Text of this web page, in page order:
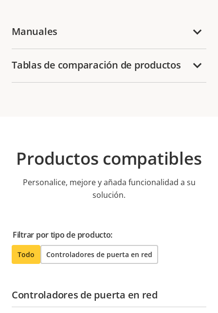
Manuales
Tablas de comparación de productos
Productos compatibles
Personalice, mejore y añada funcionalidad a su
solución.
Filtrar por tipo de producto:
Todo Controladores de puerta en red
Controladores de puerta en red